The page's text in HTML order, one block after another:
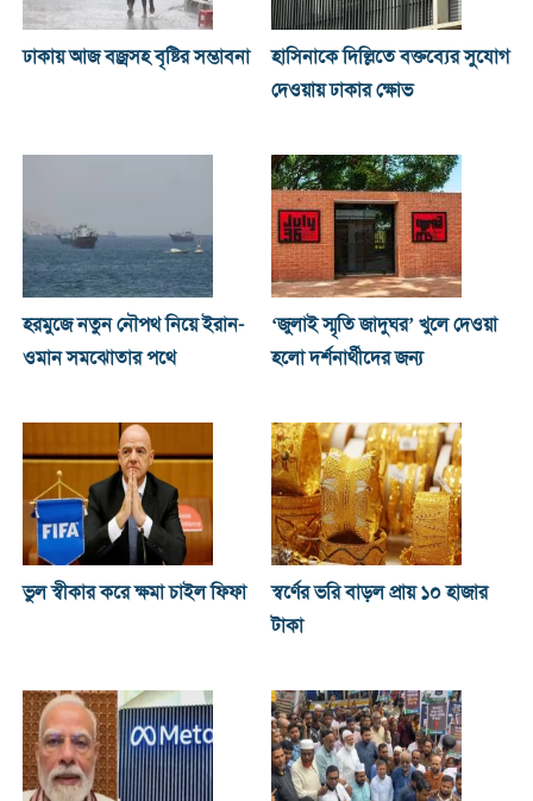
ঢাকায় আজ বজ্রসহ বৃষ্টির সম্ভাবনা
হাসিনাকে দিল্লিতে বক্তব্যের সুযোগ
দেওয়ায় ঢাকার ক্ষোভ
হরমুজে নতুন নৌপথ নিয়ে ইরান-
ওমান সমঝোতার পথে
‘জুলাই স্মৃতি জাদুঘর’ খুলে দেওয়া
হলো দর্শনার্থীদের জন্য
ভুল স্বীকার করে ক্ষমা চাইল ফিফা
স্বর্ণের ভরি বাড়ল প্রায় ১০ হাজার
টাকা